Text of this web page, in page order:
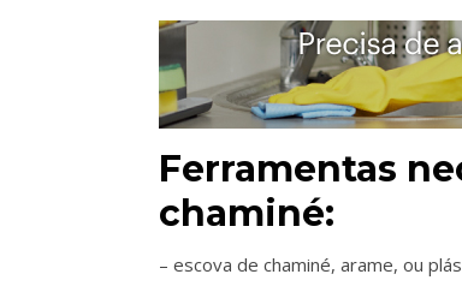
Ferramentas
chaminé:
– escova de chaminé, arame, ou